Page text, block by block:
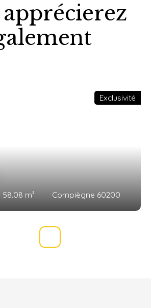
58.08 m² Compiègne 60200
Exclusivité